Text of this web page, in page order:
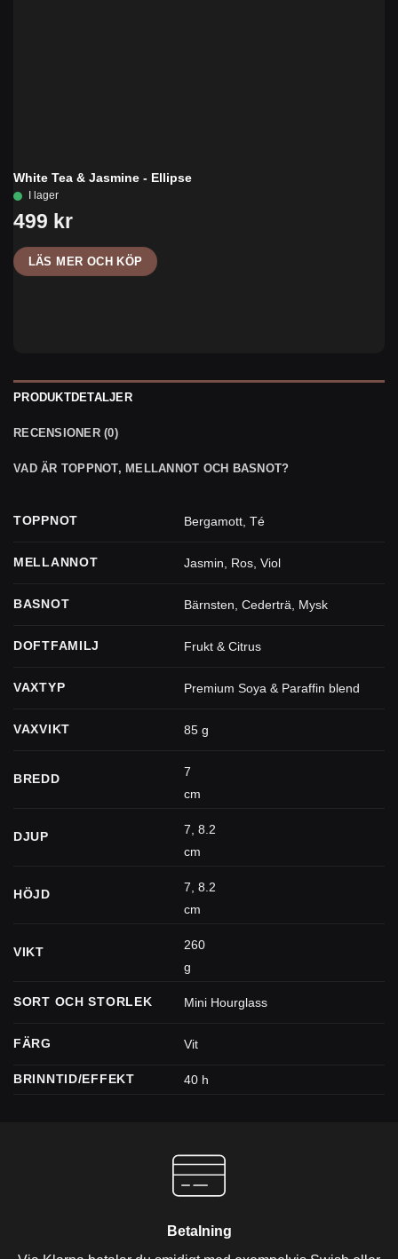
PRODUKTDETALJER
RECENSIONER (0)
VAD ÄR TOPPNOT, MELLANNOT OCH BASNOT?
TOPPNOT Bergamott,Té
MELLANNOT Jasmin, Ros,Viol
BASNOT Bärnsten,Cederträ, Mysk
DOFTFAMILJ Frukt & Citrus
VAXTYP Premium Soya & Paraffin blend
VAXVIKT 85 g
BREDD
7
cm
DJUP
7, 8.2
cm
HÖJD
7, 8.2
cm
VIKT
260
g
SORT OCH STORLEK Mini Hourglass
FÄRG Vit
BRINNTID/EFFEKT 40 h
White Tea & Jasmine - Ellipse
LÄS MER OCH KÖP
Betalning